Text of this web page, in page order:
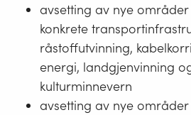
avsetting av nye
konkrete
råstoffutvinning,
energi, landgjenvinning
kulturminnevern
avsetting av nye